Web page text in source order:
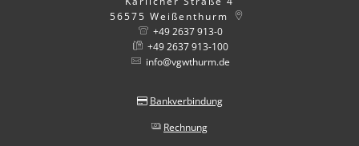
56575 Weißenthurm
+49 2637 913-0
+49 2637 913-100
info@vgwthurm.de
Bankverbindung
Rechnung